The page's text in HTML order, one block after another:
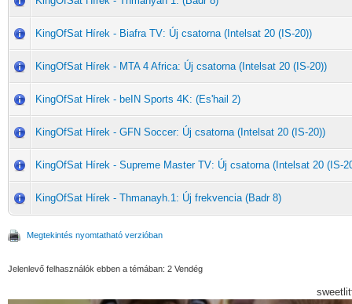
KingOfSat Hírek - Biafra TV: Új csatorna (Intelsat 20 (IS-20))
KingOfSat Hírek - MTA 4 Africa: Új csatorna (Intelsat 20 (IS-20))
KingOfSat Hírek - beIN Sports 4K: (Es'hail 2)
KingOfSat Hírek - GFN Soccer: Új csatorna (Intelsat 20 (IS-20))
KingOfSat Hírek - Supreme Master TV: Új csatorna (Intelsat 20 (IS-
KingOfSat Hírek - Thmanayh.1: Új frekvencia (Badr 8)
Megtekintés nyomtatható verzióban
Jelenlevő felhasználók ebben a témában: 2 Vendég